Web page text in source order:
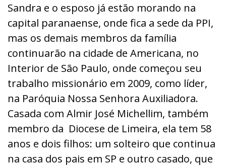
Sandra e o esposo já estão morando na
capital paranaense, onde fica a sede da PPI,
mas os demais membros da família
continuarão na cidade de Americana, no
Interior de São Paulo, onde começou seu
trabalho missionário em 2009, como líder,
na Paróquia Nossa Senhora Auxiliadora.
Casada com Almir José Michellim, também
membro da Diocese de Limeira, ela tem 58
anos e dois filhos: um solteiro que continua
na casa dos pais em SP e outro casado, que